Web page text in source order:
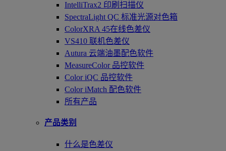
IntelliTrax2 印刷扫描仪
SpectraLight QC 标准光源对色箱
ColorXRA 45在线色差仪
VS410 联机色差仪
Autura 云端油墨配色软件
MeasureColor 品控软件
Color iQC 品控软件
Color iMatch 配色软件
所有产品
产品类别
什么是色差仪